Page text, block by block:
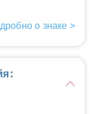
о знаке >